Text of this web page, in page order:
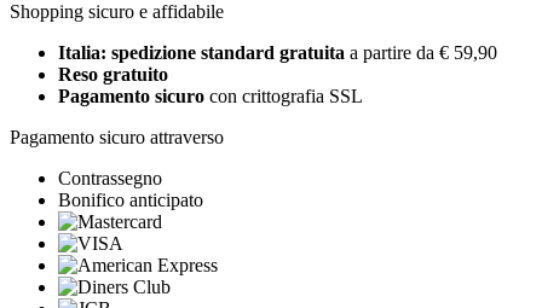
Shopping sicuro e affidabile
Italia: spedizione standard gratuita a partire da € 59,90
Reso gratuito
Pagamento sicuro con crittografia SSL
Pagamento sicuro attraverso
Contrassegno
Bonifico anticipato